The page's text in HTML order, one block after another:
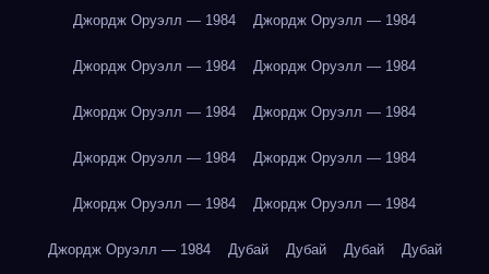
Джордж Оруэлл — 1984 Джордж Оруэлл — 1984
Джордж Оруэлл — 1984 Джордж Оруэлл — 1984
Джордж Оруэлл — 1984 Джордж Оруэлл — 1984
Джордж Оруэлл — 1984 Джордж Оруэлл — 1984
Джордж Оруэлл — 1984 Джордж Оруэлл — 1984
Джордж Оруэлл — 1984 Дубай Дубай Дубай Дубай